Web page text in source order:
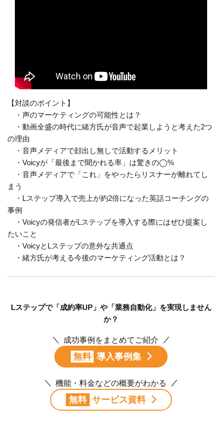
【対談のポイント】
・声のマーケティングの可能性とは？
・動画全盛の時代に緒方氏が音声で起業しようと考えた2つ
の理由
・音声メディアで顔出し無しで活動するメリット
・Voicyが「最後まで聞かれる率」は驚きの◯%
・音声メディアで「これ」をやったらリスナーが離れてし
まう
・Lステップ導入で売上が約2倍になった英話コーチングの
事例
・Voicyの発信者がLステップを導入する際にはぜひ提案し
たいこと
・VoicyとLステップの意外な共通点
・緒方氏が考える今後のマーケティング活動とは？
Lステップで「成約率UP」や「業務自動化」を実現しません
か？
成功事例をまとめてご紹介
無料 導入事例集
機能・料金などの概要がわかる
無料 サービス資料